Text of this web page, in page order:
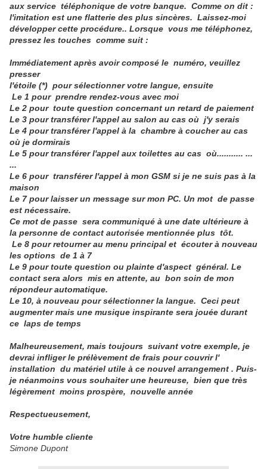
aux service téléphonique de votre banque. Comme on dit :
l'imitation est une flatterie des plus sincères. Laissez-moi
développer cette procédure.. Lorsque vous me téléphonez,
pressez les touches comme suit :
Immédiatement après avoir composé le numéro, veuillez
presser
l'étoile (*) pour sélectionner votre langue, ensuite
Le 1 pour prendre rendez-vous avec moi
Le 2 pour toute question concernant un retard de paiement
Le 3 pour transférer l'appel au salon au cas où j'y serais
Le 4 pour transférer l'appel à la chambre à coucher au cas
où je dormirais
Le 5 pour transférer l'appel aux toilettes au cas où........... ...
...
Le 6 pour transférer l'appel à mon GSM si je ne suis pas à la
maison
Le 7 pour laisser un message sur mon PC. Un mot de passe
est nécessaire.
Ce mot de passe sera communiqué à une date ultérieure à
la personne de contact autorisée mentionnée plus tôt.
Le 8 pour retourner au menu principal et écouter à nouveau
les options de 1 à 7
Le 9 pour toute question ou plainte d'aspect général. Le
contact sera alors mis en attente, au bon soin de mon
répondeur automatique.
Le 10, à nouveau pour sélectionner la langue. Ceci peut
augmenter mais une musique inspirante sera jouée durant
ce laps de temps
Malheureusement, mais toujours suivant votre exemple, je
devrai infliger le prélèvement de frais pour couvrir l'
installation du matériel utile à ce nouvel arrangement . Puis-
je néanmoins vous souhaiter une heureuse, bien que très
légèrement moins prospère, nouvelle année
Respectueusement,
Votre humble cliente
Simone Dupont